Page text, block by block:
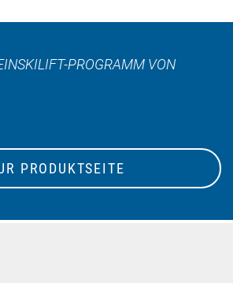
PROGRAMM VON
PRODUKTSEITE